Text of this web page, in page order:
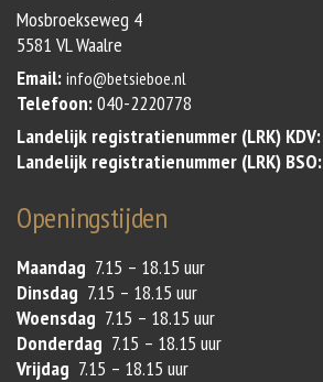
Mosbroekseweg 4
5581 VL Waalre
Email: info@betsieboe.nl
Telefoon:040-2220778
Landelijk registratienummer (LRK) KDV:
Landelijk registratienummer (LRK) BSO:
Openingstijden
Maandag 7.15 – 18.15 uur
Dinsdag 7.15 – 18.15 uur
Woensdag 7.15 – 18.15 uur
Donderdag 7.15 – 18.15 uur
Vrijdag 7.15 – 18.15 uur